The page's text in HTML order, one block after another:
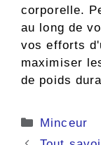
corporelle.
au long de
vos efforts
maximiser
de poids
Catégories
Minceur